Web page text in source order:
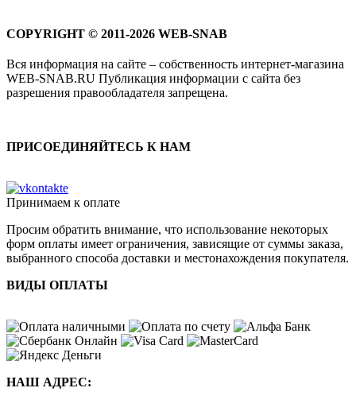
COPYRIGHT © 2011-2026 WEB-SNAB
Вся информация на сайте – собственность интернет-магазина
WEB-SNAB.RU Публикация информации с сайта без
разрешения правообладателя запрещена.
ПРИСОЕДИНЯЙТЕСЬ К НАМ
Принимаем к оплате
Просим обратить внимание, что использование некоторых
форм оплаты имеет ограничения, зависящие от суммы заказа,
выбранного способа доставки и местонахождения покупателя.
ВИДЫ ОПЛАТЫ
НАШ АДРЕС: